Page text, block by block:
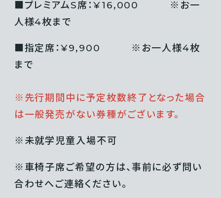
■プレミアムS席：¥16,000 ※お一
人様4枚まで
■指定席：¥9,900 ※お一人様4枚
まで
※先行期間中に予定枚数終了となった場合
は一般発売がない券種がございます。
※未就学児童⼊場不可
※⾞椅⼦席ご希望の⽅は、事前に必ず問い
合わせへご連絡ください。